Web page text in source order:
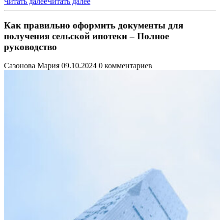
Как правильно оформить документы для
получения сельской ипотеки – Полное
руководство
Сазонова Мария 09.10.2024 0 комментариев